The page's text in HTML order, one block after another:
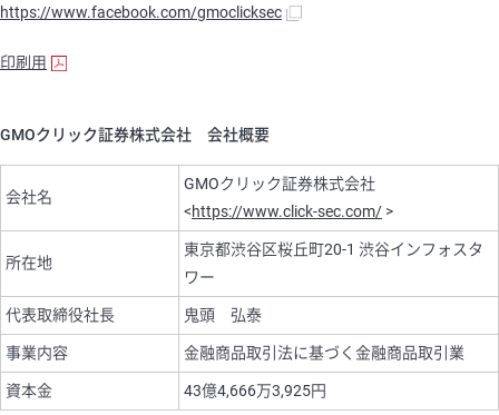
https://www.facebook.com/gmoclicksec
印刷用
GMOクリック証券株式会社 会社概要
会社名
GMOクリック証券株式会社
<https://www.click-sec.com/ >
所在地
東京都渋谷区桜丘町20-1 渋谷インフォスタ
ワー
代表取締役社長 鬼頭 弘泰
事業内容 金融商品取引法に基づく金融商品取引業
資本金 43億4,666万3,925円